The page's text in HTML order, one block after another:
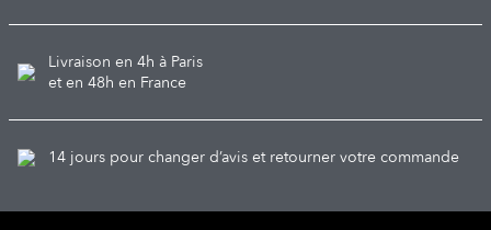
Livraison en 4h à Paris
et en 48h en France
14 jours pour changer d’avis et retourner votre commande